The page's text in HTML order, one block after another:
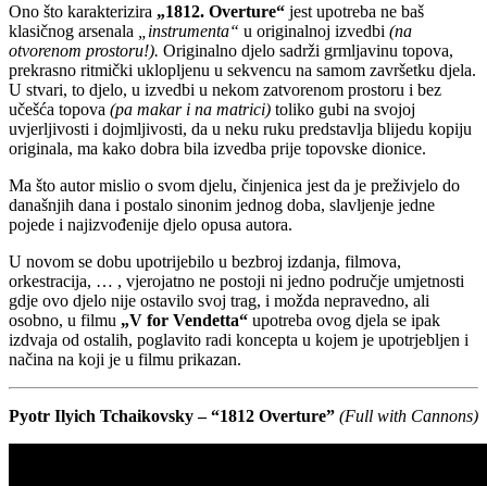
Ono što karakterizira „1812. Overture“ jest upotreba ne baš
klasičnog arsenala „instrumenta“ u originalnoj izvedbi (na
otvorenom prostoru!). Originalno djelo sadrži grmljavinu topova,
prekrasno ritmički uklopljenu u sekvencu na samom završetku djela.
U stvari, to djelo, u izvedbi u nekom zatvorenom prostoru i bez
učešća topova (pa makar i na matrici) toliko gubi na svojoj
uvjerljivosti i dojmljivosti, da u neku ruku predstavlja blijedu kopiju
originala, ma kako dobra bila izvedba prije topovske dionice.
Ma što autor mislio o svom djelu, činjenica jest da je preživjelo do
današnjih dana i postalo sinonim jednog doba, slavljenje jedne
pojede i najizvođenije djelo opusa autora.
U novom se dobu upotrijebilo u bezbroj izdanja, filmova,
orkestracija, … , vjerojatno ne postoji ni jedno područje umjetnosti
gdje ovo djelo nije ostavilo svoj trag, i možda nepravedno, ali
osobno, u filmu „V for Vendetta“ upotreba ovog djela se ipak
izdvaja od ostalih, poglavito radi koncepta u kojem je upotrjebljen i
načina na koji je u filmu prikazan.
Pyotr Ilyich Tchaikovsky – “1812 Overture” (Full with Cannons)